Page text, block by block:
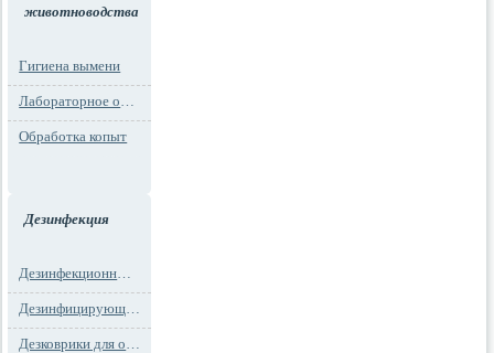
животноводства
Гигиена вымени
Лабораторное оборудование
Обработка копыт
Дезинфекция
Дезинфекционные маты
Дезинфицирующие средства
Дезковрики для обуви